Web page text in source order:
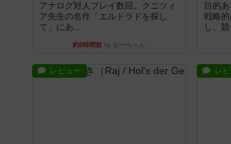
アナログ対人プレイ数回。クニツィ
ア先生の名作「エルドラドを探し
て」にあ...
約8時間前 by おーちゃん
目的
戦略
し、
レビュー レ